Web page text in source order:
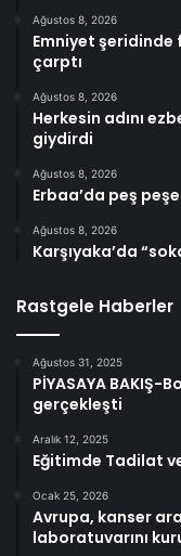
Ağustos 8, 2026
Emniyet şeridinde
çarptı
Ağustos 8, 2026
Herkesin adını
giydirdi
Ağustos 8, 2026
Erbaa’da peş peşe
Ağustos 8, 2026
Karşıyaka’da
Rastgele Haberler
Ağustos 31, 2025
PİYASAYA BAKIŞ-
gerçekleşti
Aralık 12, 2025
Eğitimde Tadilat
Ocak 25, 2026
Avrupa, kanser
laboratuvarını